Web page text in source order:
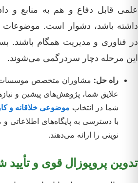
علمی قابل دفاع و هم به منابع و
داشته باشد، دشوار است. موضوعات
در فناوری و مدیریت همگام باشند.
این مرحله دچار سردرگمی می‌شوند.
راه حل: مشاوران متخصص موسسات
علایق شما، پژوهش‌های پیشین و
شما در انتخاب موضوعی خلاقانه و
با دسترسی به پایگاه‌های اطلاعاتی و
نوینی را ارائه می‌دهند.
تدوین پروپوزال قوی و تأیید